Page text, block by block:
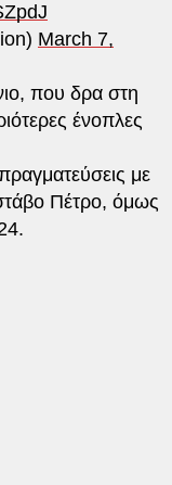
March 7,
που δρα στη
ένοπλες
με
Πέτρο, όμως